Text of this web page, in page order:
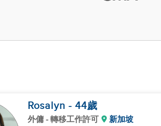
Rosalyn - 44歲
外傭 - 轉移工作許可 新加坡